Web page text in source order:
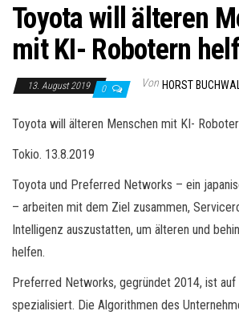
Toyota will älteren
mit KI- Robotern
13. August 2019 0 Von HORST
Toyota will älteren Menschen mit KI-
Tokio. 13.8.2019
Toyota und Preferred Networks – ein
– arbeiten mit dem Ziel zusammen,
Intelligenz auszustatten, um älteren und
helfen.
Preferred Networks, gegründet 2014, ist auf
spezialisiert. Die Algorithmen des